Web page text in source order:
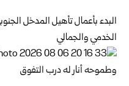
البدء بأعمال تأهيل المدخل
الخدمي والجمالي